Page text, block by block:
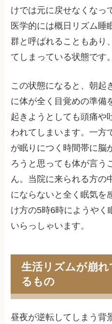
けでは元に戻せなくなっ
医学的には概日リズム睡
群と呼ばれることもあり
てしまっている状態です。
この状態になると、朝起
に体が全く目覚めの準備
起きようとしても頭痛や
われてしまいます。一方
が眠りにつく時間帯に脳
ろうと思っても体が言う
ん。当院に来られる方の
にならないと全く眠気を
け方の5時6時にようやく
いらっしゃいます。
生活リズムが崩
るもの
昼夜が逆転してしまう背